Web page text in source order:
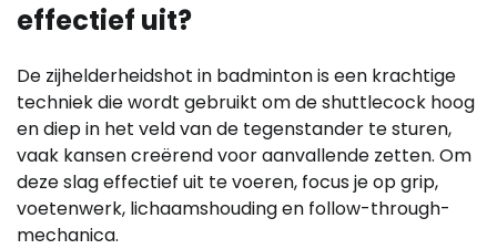
effectief uit?
De zijhelderheidshot in badminton is een krachtige
techniek die wordt gebruikt om de shuttlecock hoog
en diep in het veld van de tegenstander te sturen,
vaak kansen creërend voor aanvallende zetten. Om
deze slag effectief uit te voeren, focus je op grip,
voetenwerk, lichaamshouding en follow-through-
mechanica.